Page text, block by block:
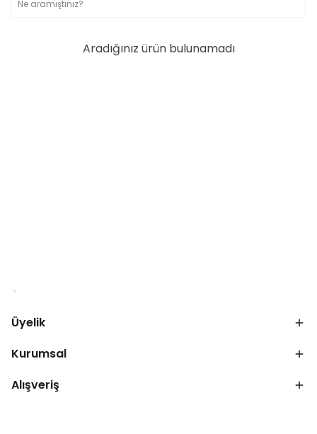
Aradığınız ürün bulunamadı
Üyelik
Kurumsal
Alışveriş